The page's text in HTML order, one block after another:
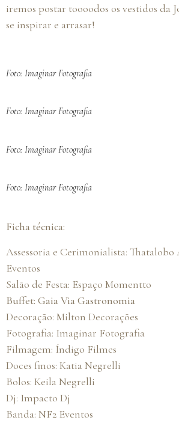
iremos postar toooodos os vestidos da
se inspirar e arrasar!
Foto: Imaginar Fotografia
Foto: Imaginar Fotografia
Foto: Imaginar Fotografia
Foto: Imaginar Fotografia
Ficha técnica:
Assessoria e Cerimonialista: Thatalobo
Eventos
Salão de Festa: Espaço Momentto
Buffet: Gaia Via Gastronomia
Decoração: Milton Decorações
Fotografia: Imaginar Fotografia
Filmagem: Índigo Filmes
Doces finos: Katia Negrelli
Bolos: Keila Negrelli
Dj: Impacto Dj
Banda: NF2 Eventos